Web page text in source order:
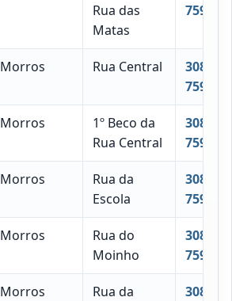
Rua das
Matas
759
Morros Rua Central
3080-
759
Morros
1º Beco da
Rua Central
3080-
759
Morros
Rua da
Escola
3080-
759
Morros
Rua do
Moinho
3080-
759
Morros
Rua da
3080-